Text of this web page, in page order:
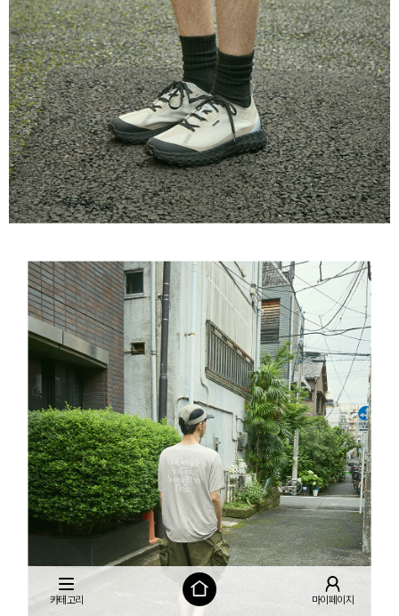
카테고리 마이페이지